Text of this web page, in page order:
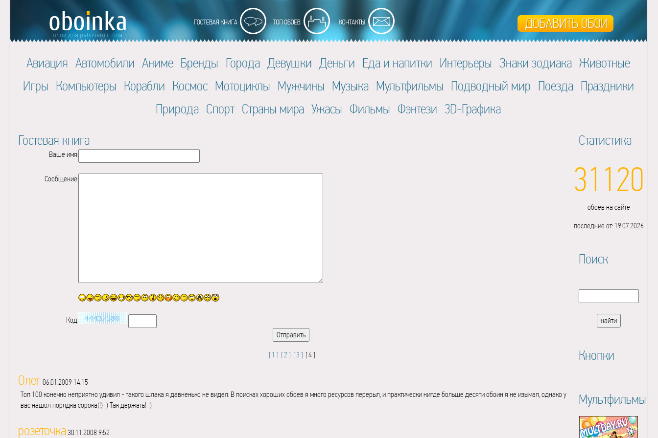
Авиация Автомобили Аниме Бренды Города Девушки Деньги Еда и напитки Интерьеры Знаки зодиака Животные
Игры Компьютеры Корабли Космос Мотоциклы Мужчины Музыка Мультфильмы Подводный мир Поезда Праздники
Природа Спорт Страны мира Ужасы Фильмы Фэнтези 3D-Графика
Гостевая книга
Ваше имя:
Сообщение:
Код:
[ 1 ] [ 2 ] [ 3 ][ 4 ]
Олег06.01.2009 14:15
Топ 100 конечно неприятно удивил - такого шлака я давненько не видел. В поисках хороших обоев я много ресурсов перерыл, и практически нигде больше десяти обоин я не изымал, однако у
вас нашол порядка сорока(!)=) Так держать!=)
розеточка30.11.2008 9:52
Статистика
31120
обоев на сайте
последние от: 19.07.2026
Поиск
Кнопки
Мультфильмы